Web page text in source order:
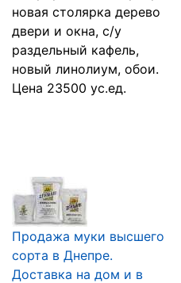
новая столярка дерево
двери и окна, с/у
раздельный кафель,
новый линолиум, обои.
Цена 23500 ус.ед.
Продажа муки высшего
сорта в Днепре.
Доставка на дом и в